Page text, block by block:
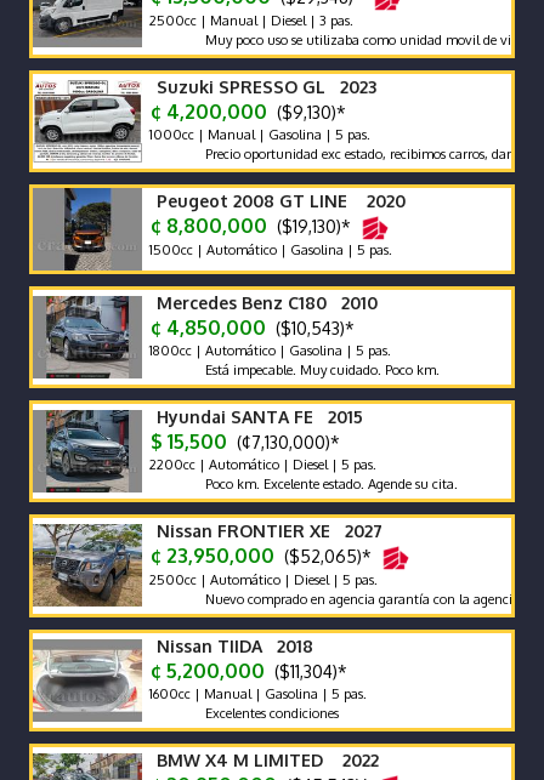
2500cc | Manual | Diesel | 3 pas.
Muy poco uso se utilizaba como unidad movil de video
Suzuki SPRESSO GL 2023
¢ 4,200,000 ($9,130)*
1000cc | Manual | Gasolina | 5 pas.
Precio oportunidad exc estado, recibimos carros, damos
Peugeot 2008 GT LINE 2020
¢ 8,800,000 ($19,130)*
1500cc | Automático | Gasolina | 5 pas.
Mercedes Benz C180 2010
¢ 4,850,000 ($10,543)*
1800cc | Automático | Gasolina | 5 pas.
Está impecable. Muy cuidado. Poco km.
Hyundai SANTA FE 2015
$ 15,500 (¢7,130,000)*
2200cc | Automático | Diesel | 5 pas.
Poco km. Excelente estado. Agende su cita.
Nissan FRONTIER XE 2027
¢ 23,950,000 ($52,065)*
2500cc | Automático | Diesel | 5 pas.
Nuevo comprado en agencia garantía con la agencia se recibe
Nissan TIIDA 2018
¢ 5,200,000 ($11,304)*
1600cc | Manual | Gasolina | 5 pas.
Excelentes condiciones
BMW X4 M LIMITED 2022